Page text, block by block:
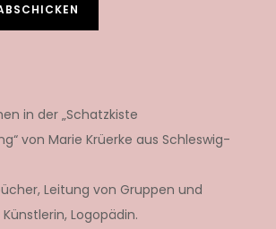
in der „Schatzkiste
von Marie Krüerke aus Schleswig-
Leitung von Gruppen und
Logopädin.